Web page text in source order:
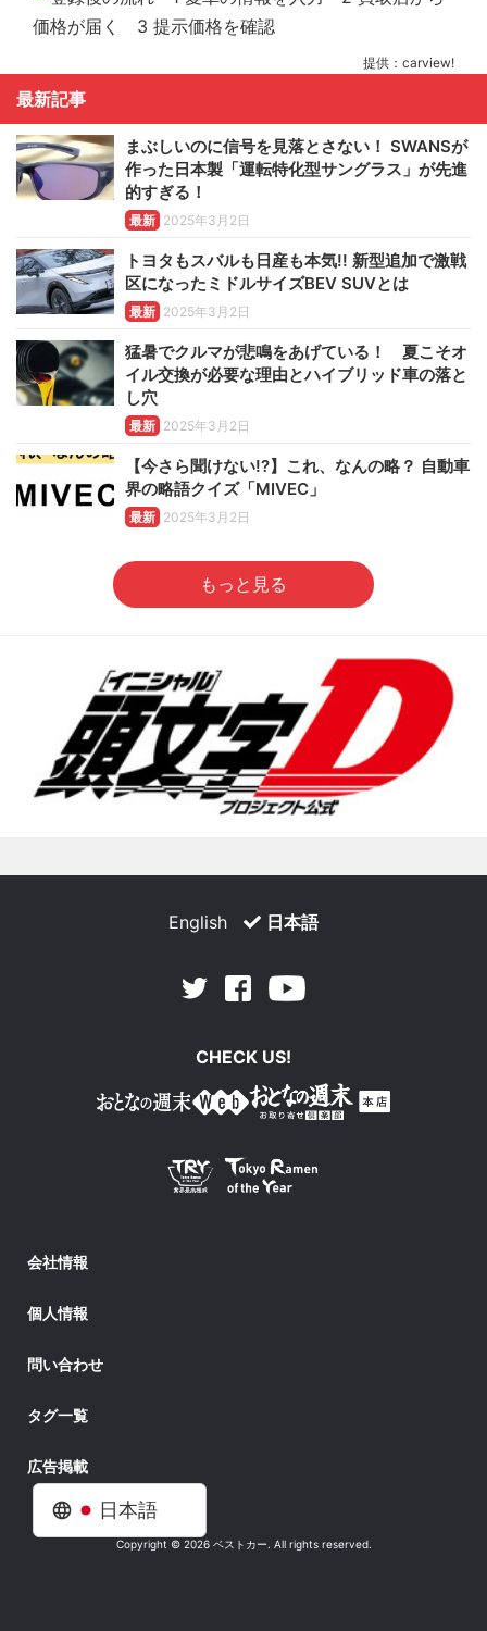
日本語
提供：carview!
最新記事
まぶしいのに信号を見落とさない！ SWANSが
作った日本製「運転特化型サングラス」が先進
的すぎる！
最新 2025年3月2日
トヨタもスバルも日産も本気!! 新型追加で激戦
区になったミドルサイズBEV SUVとは
最新 2025年3月2日
猛暑でクルマが悲鳴をあげている！ 夏こそオ
イル交換が必要な理由とハイブリッド車の落と
し穴
最新 2025年3月2日
【今さら聞けない!?】これ、なんの略？ 自動車
界の略語クイズ「MIVEC」
最新 2025年3月2日
もっと見る
English 日本語
Twitter Facebook
CHECK US!
会社情報
個人情報
問い合わせ
タグ一覧
広告掲載
Copyright © 2026 ベストカー. All rights reserved.